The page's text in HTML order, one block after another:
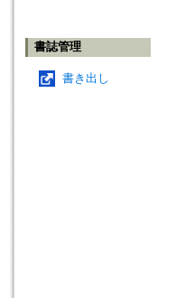
書誌管理
書き出し